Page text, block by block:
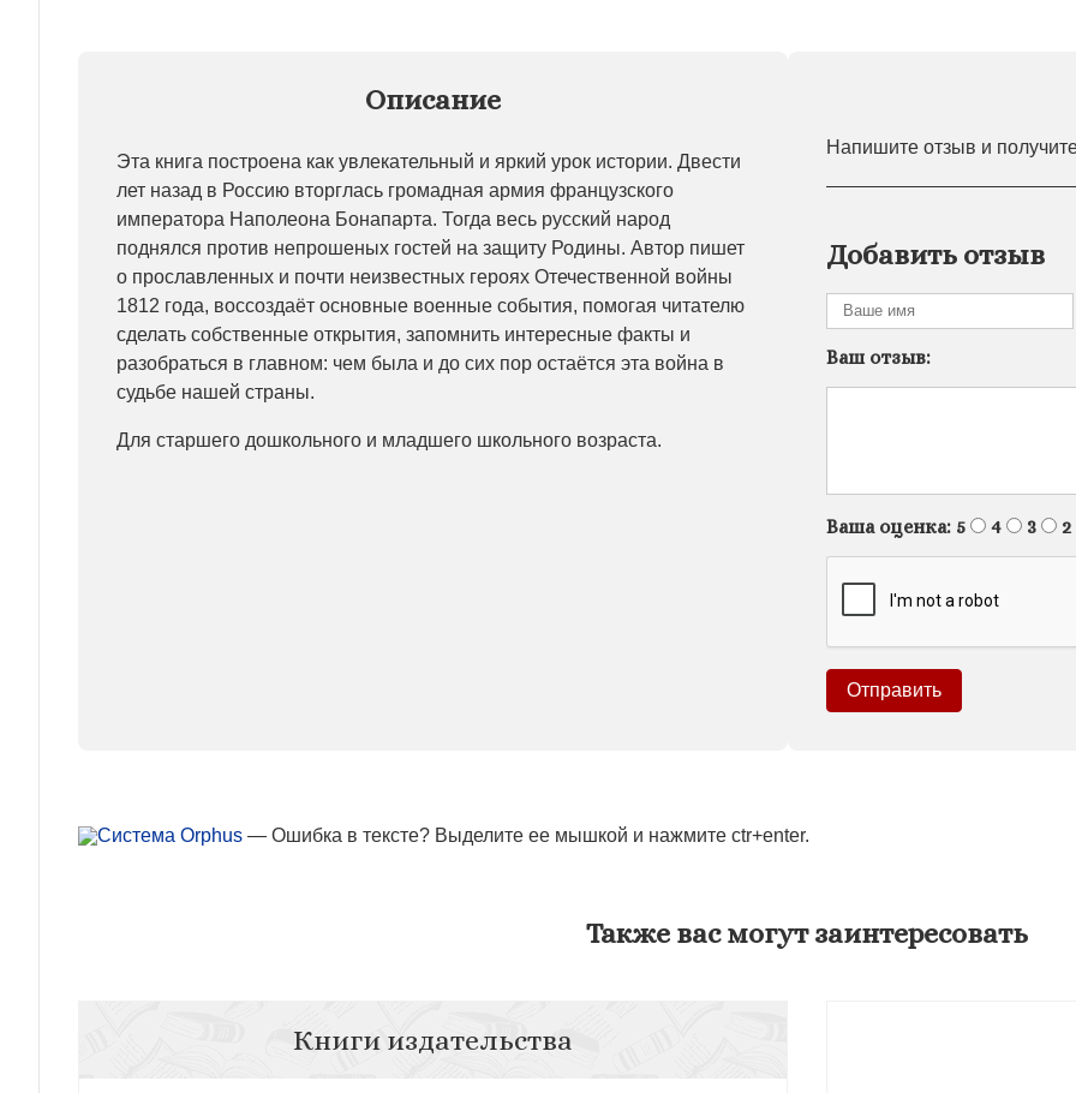
Описание
Эта книга построена как увлекательный и яркий урок истории. Двести
лет назад в Россию вторглась громадная армия французского
императора Наполеона Бонапарта. Тогда весь русский народ
поднялся против непрошеных гостей на защиту Родины. Автор пишет
о прославленных и почти неизвестных героях Отечественной войны
1812 года, воссоздаёт основные военные события, помогая читателю
сделать собственные открытия, запомнить интересные факты и
разобраться в главном: чем была и до сих пор остаётся эта война в
судьбе нашей страны.
Для старшего дошкольного и младшего школьного возраста.
Напишите отзыв и
Добавить отзыв
Ваш отзыв:
Ваша оценка: 5 4 3 2
— Ошибка в тексте? Выделите ее мышкой и нажмите ctr+enter.
Также вас могут заинтересовать
Книги издательства